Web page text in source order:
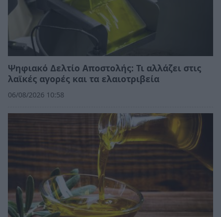
Ψηφιακό Δελτίο Αποστολής: Τι αλλάζει στις
λαϊκές αγορές και τα ελαιοτριβεία
06/08/2026 10:58